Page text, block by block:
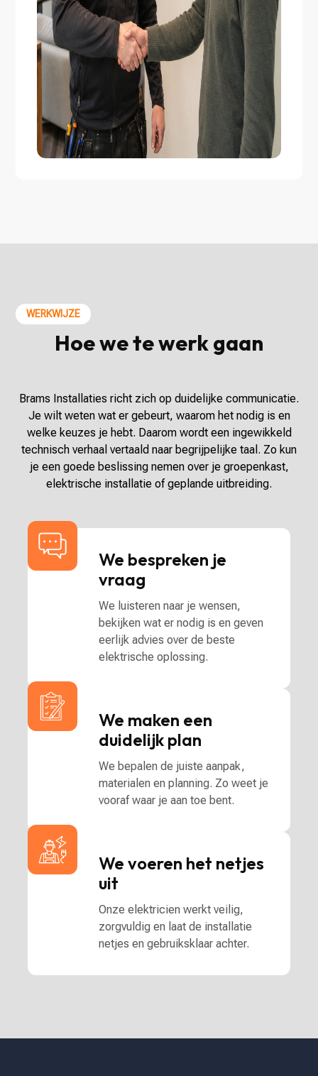
WERKWIJZE
Hoe we te werk gaan
Brams Installaties richt zich op duidelijke communicatie.
Je wilt weten wat er gebeurt, waarom het nodig is en
welke keuzes je hebt. Daarom wordt een ingewikkeld
technisch verhaal vertaald naar begrijpelijke taal. Zo kun
je een goede beslissing nemen over je groepenkast,
elektrische installatie of geplande uitbreiding.
We bespreken je
vraag
We luisteren naar je wensen,
bekijken wat er nodig is en geven
eerlijk advies over de beste
elektrische oplossing.
We maken een
duidelijk plan
We bepalen de juiste aanpak,
materialen en planning. Zo weet je
vooraf waar je aan toe bent.
We voeren het netjes
uit
Onze elektricien werkt veilig,
zorgvuldig en laat de installatie
netjes en gebruiksklaar achter.